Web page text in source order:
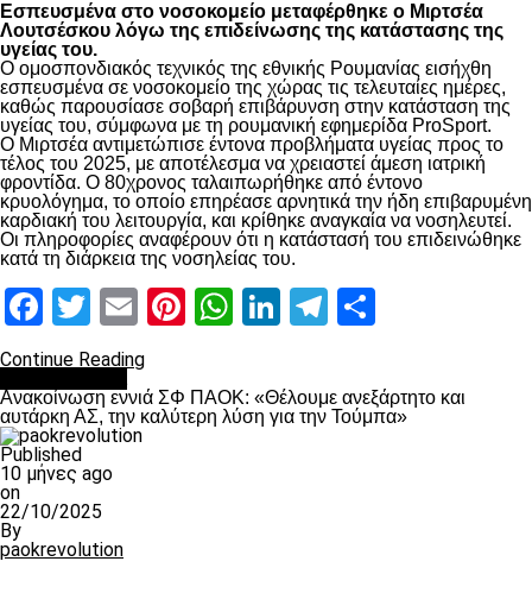
Εσπευσμένα στο νοσοκομείο μεταφέρθηκε ο Μιρτσέα
Λουτσέσκου λόγω της επιδείνωσης της κατάστασης της
υγείας του.
Ο ομοσπονδιακός τεχνικός της εθνικής Ρουμανίας εισήχθη
εσπευσμένα σε νοσοκομείο της χώρας τις τελευταίες ημέρες,
καθώς παρουσίασε σοβαρή επιβάρυνση στην κατάσταση της
υγείας του, σύμφωνα με τη ρουμανική εφημερίδα ProSport.
Ο Μιρτσέα αντιμετώπισε έντονα προβλήματα υγείας προς το
τέλος του 2025, με αποτέλεσμα να χρειαστεί άμεση ιατρική
φροντίδα. Ο 80χρονος ταλαιπωρήθηκε από έντονο
κρυολόγημα, το οποίο επηρέασε αρνητικά την ήδη επιβαρυμένη
καρδιακή του λειτουργία, και κρίθηκε αναγκαία να νοσηλευτεί.
Οι πληροφορίες αναφέρουν ότι η κατάστασή του επιδεινώθηκε
κατά τη διάρκεια της νοσηλείας του.
Facebook
Twitter
EmailPinterest
WhatsApp
LinkedIn
Telegram
Continue Reading
Ανακοίνωση εννιά ΣΦ ΠΑΟΚ: «Θέλουμε ανεξάρτητο και
αυτάρκη ΑΣ, την καλύτερη λύση για την Τούμπα»
Published
10 μήνες ago
on
22/10/2025
By
paokrevolution